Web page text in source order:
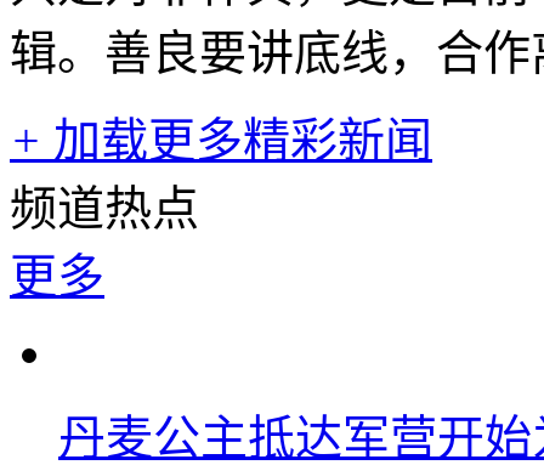
辑。善良要讲底线，合
+ 加载更多精彩新闻
频道热点
更多
丹麦公主抵达军营开